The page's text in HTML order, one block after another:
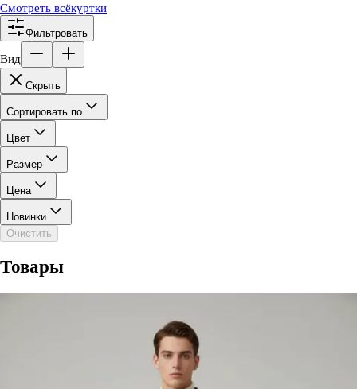
Смотреть всёкуртки
Фильтровать
Вид
Скрыть
Сортировать по
Цвет
Размер
Цена
Новинки
Очистить
Товары